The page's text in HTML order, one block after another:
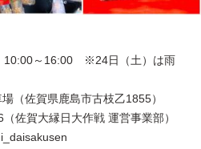
10:00～16:00 ※24日（土）は雨
（佐賀県鹿島市古枝乙1855）
佐賀大縁日大作戦 運営事業部）